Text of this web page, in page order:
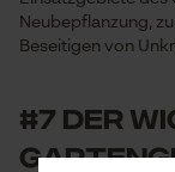
Neubepflanzung,
Beseitigen von
#7 der